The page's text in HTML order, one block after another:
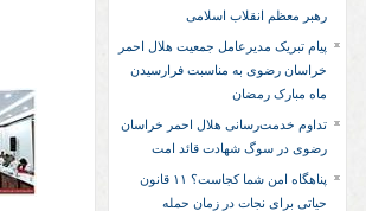
رهبر معظم انقلاب اسلامی
پیام تبریک مدیرعامل جمعیت هلال احمر
خراسان رضوی به مناسبت فرارسیدن
ماه مبارک رمضان
تداوم خدمت‌رسانی هلال احمر خراسان
رضوی در سوگ شهادت قائد امت
پناهگاه امن شما کجاست؟ ۱۱ قانون
حیاتی برای نجات در زمان حمله